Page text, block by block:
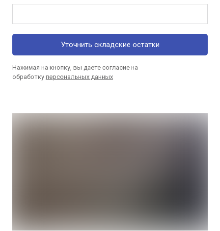
Уточнить складские остатки
Нажимая на кнопку, вы даете согласие на
обработку персональных данных